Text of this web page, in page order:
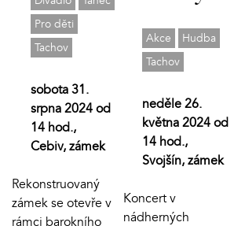
Pro děti
Tachov
sobota 31.
srpna 2024 od
14 hod.,
Cebiv, zámek
Rekonstruovaný
zámek se otevře v
rámci barokního
Akce
Hudba
Tachov
neděle 26.
května 2024 od
14 hod.,
Svojšín, zámek
Koncert v
nádherných